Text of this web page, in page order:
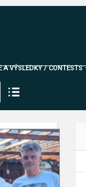
A VÝSLEDKY / CONTESTS